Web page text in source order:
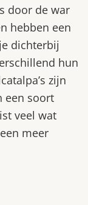
door de war
hebben een
dichterbij
hun
zijn
een soort
veel wat
meer